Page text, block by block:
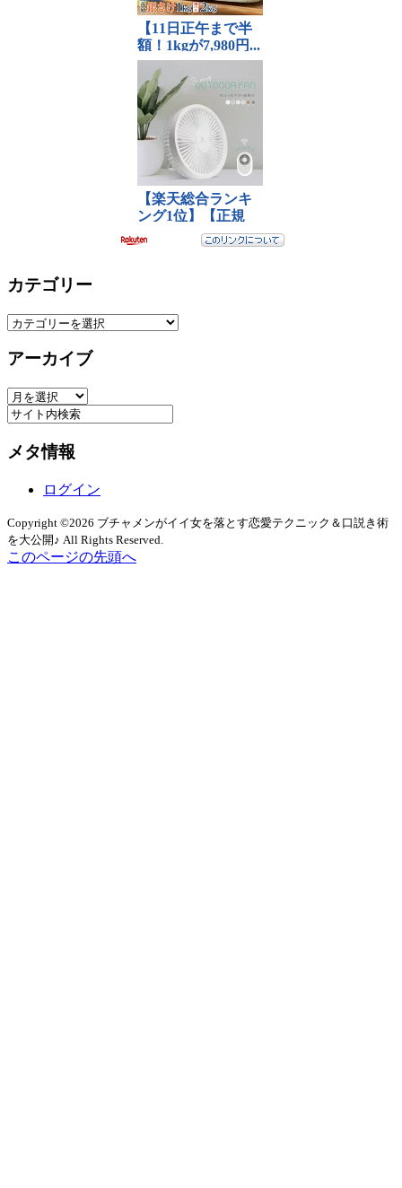
カテゴリー
カ
ゴ
ー
アーカイブ
ア
ー
イ
メタ情報
ログイン
Copyright ©2026 ブチャメンがイイ女を落とす恋愛テクニック＆口説き術
を大公開♪ All Rights Reserved.
このページの先頭へ